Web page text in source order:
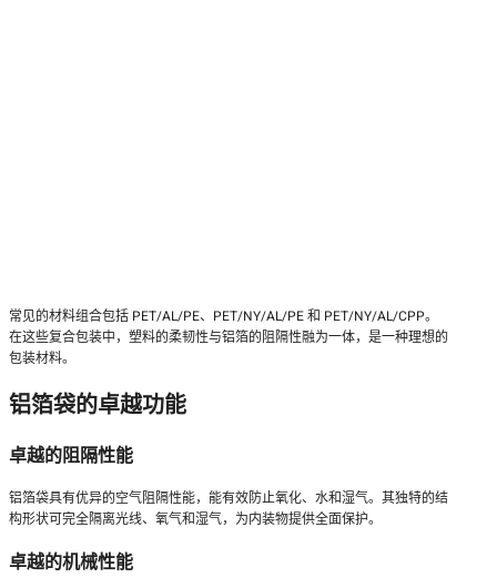
常见的材料组合包括 PET/AL/PE、PET/NY/AL/PE 和 PET/NY/AL/CPP。
在这些复合包装中，塑料的柔韧性与铝箔的阻隔性融为一体，是一种理想的
包装材料。
铝箔袋的卓越功能
卓越的阻隔性能
铝箔袋具有优异的空气阻隔性能，能有效防止氧化、水和湿气。其独特的结
构形状可完全隔离光线、氧气和湿气，为内装物提供全面保护。
卓越的机械性能